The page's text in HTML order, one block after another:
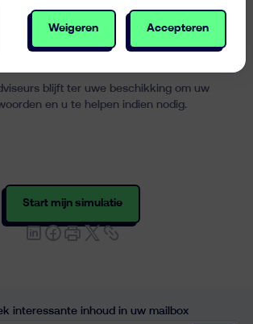
van easyvest betreft, werken wij samen
gerenommeerde banken om het
beperken en de continuïteit van de
te allen tijde te garanderen.
blijft ter uwe beschikking om uw
en u te helpen indien nodig.
Start mijn simulatie
interessante inhoud in uw mailbox
Weigeren Accepteren